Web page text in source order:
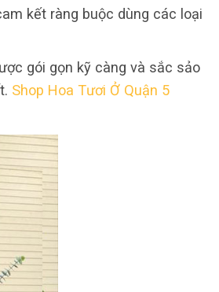
kết ràng buộc dùng các loại
gói gọn kỹ càng và sắc sảo
Shop Hoa Tươi Ở Quận 5